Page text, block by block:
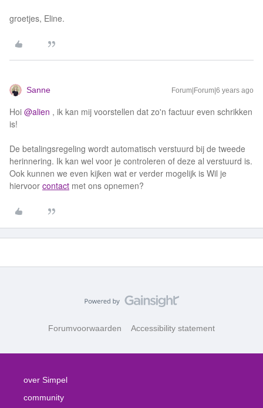
groetjes, Eline.
Sanne Forum|Forum|6 years ago
Hoi @alien , ik kan mij voorstellen dat zo'n factuur even schrikken
is!
De betalingsregeling wordt automatisch verstuurd bij de tweede
herinnering. Ik kan wel voor je controleren of deze al verstuurd is.
Ook kunnen we even kijken wat er verder mogelijk is Wil je
hiervoor contact met ons opnemen?
Forumvoorwaarden Accessibility statement
over Simpel
community